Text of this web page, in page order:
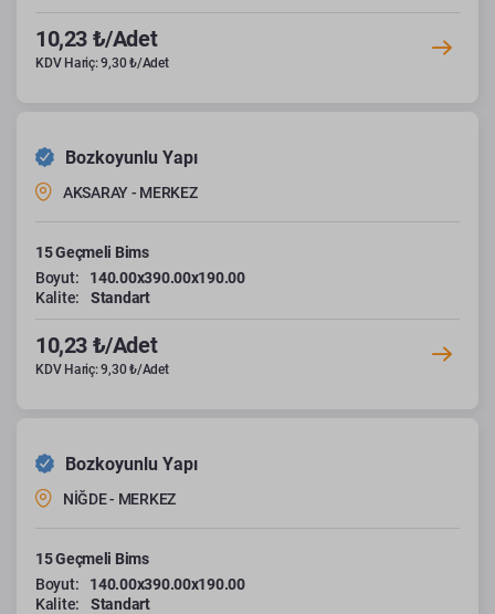
10,23 ₺/Adet
KDV Hariç: 9,30 ₺/Adet
Bozkoyunlu Yapı
AKSARAY - MERKEZ
15 Geçmeli Bims
Boyut:
140.00x390.00x190.00
Kalite:
Standart
10,23 ₺/Adet
KDV Hariç: 9,30 ₺/Adet
Bozkoyunlu Yapı
NİĞDE - MERKEZ
15 Geçmeli Bims
Boyut:
140.00x390.00x190.00
Kalite:
Standart